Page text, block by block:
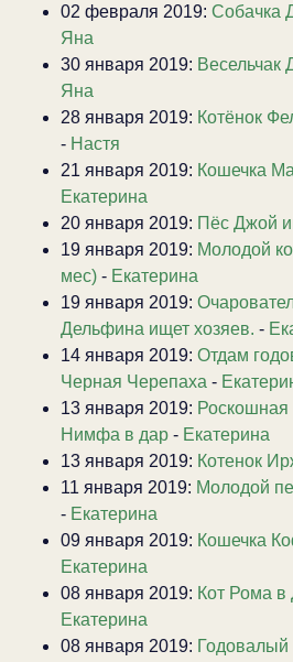
02 февраля 2019: Собачка
Яна
30 января 2019: Весельчак
Яна
28 января 2019: Котёнок
- Настя
21 января 2019: Кошечка
Екатерина
20 января 2019: Пёс Джой
19 января 2019: Молодой
мес) - Екатерина
19 января 2019:
Дельфина ищет хозяев. -
14 января 2019: Отдам
Черная Черепаха -
13 января 2019: Роскошная
Нимфа в дар - Екатерина
13 января 2019: Котенок
11 января 2019: Молодой
- Екатерина
09 января 2019: Кошечка
Екатерина
08 января 2019: Кот Рома в
Екатерина
08 января 2019: Годовалый